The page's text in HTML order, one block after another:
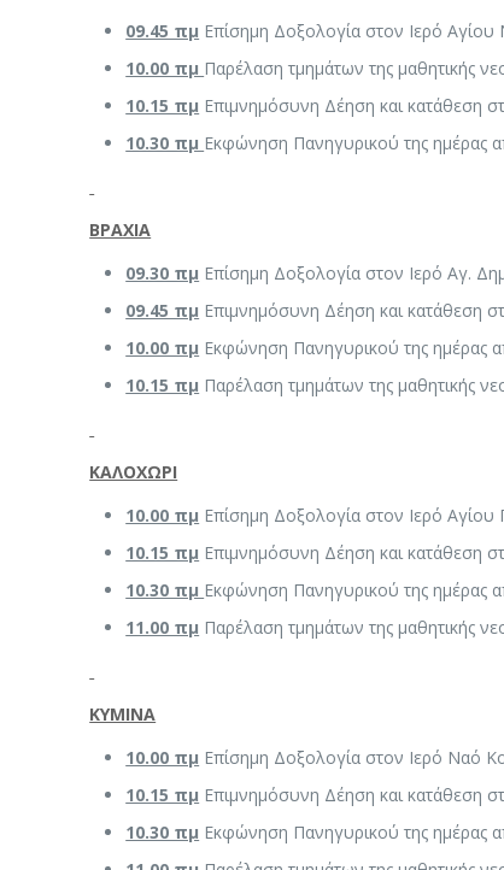
09.45 πμ Επίσημη Δοξολογία στον Ιερό Αγίου
10.00 πμ Παρέλαση τμημάτων της μαθητικής
10.15 πμ Επιμνημόσυνη Δέηση και κατάθεση
10.30 πμ Εκφώνηση Πανηγυρικού της ημέρας
ΒΡΑΧΙΑ
09.30 πμ Επίσημη Δοξολογία στον Ιερό Αγ.
09.45 πμ Επιμνημόσυνη Δέηση και κατάθεση
10.00 πμ Εκφώνηση Πανηγυρικού της ημέρας
10.15 πμ Παρέλαση τμημάτων της μαθητικής
ΚΑΛΟΧΩΡΙ
10.00 πμ Επίσημη Δοξολογία στον Ιερό
10.15 πμ Επιμνημόσυνη Δέηση και κατάθεση
10.30 πμ Εκφώνηση Πανηγυρικού της ημέρας
11.00 πμ Παρέλαση τμημάτων της μαθητικής
ΚΥΜΙΝΑ
10.00 πμ Επίσημη Δοξολογία στον Ιερό Ναό
10.15 πμ Επιμνημόσυνη Δέηση και κατάθεση
10.30 πμ Εκφώνηση Πανηγυρικού της ημέρας